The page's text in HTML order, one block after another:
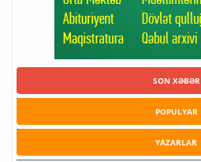
SON XƏBƏR
POPULYAR
YAZARLAR